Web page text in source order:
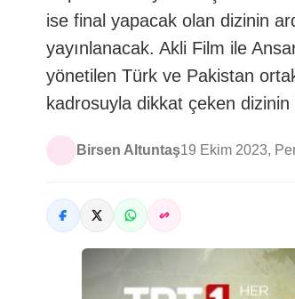
ise final yapacak olan dizinin
yayınlanacak. Akli Film ile
yönetilen Türk ve Pakistan
kadrosuyla dikkat çeken
Birsen Altuntaş19 Ekim 2023,